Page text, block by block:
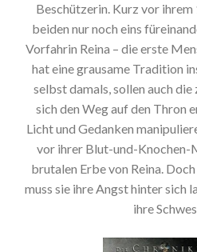
Beschützerin. Kurz vor
beiden nur noch eins
Vorfahrin Reina – die erste
hat eine grausame Tradition
selbst damals, sollen auch
sich den Weg auf den Thron
Licht und Gedanken
vor ihrer Blut-und-Knochen-
brutalen Erbe von Reina.
muss sie ihre Angst hinter sich
ihre